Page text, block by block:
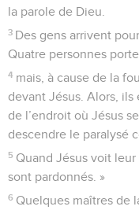
la parole de Dieu.
3 Des gens arrivent
Quatre personnes
4 mais, à cause de la
devant Jésus. Alors,
de l’endroit où Jésus
descendre le paralysé
5 Quand Jésus voit
sont pardonnés. »
6 Quelques maîtres de